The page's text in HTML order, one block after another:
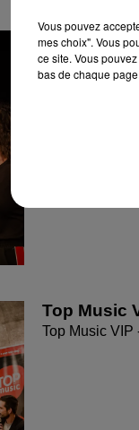
Casting
Casting The
Top Music
Top Music VIP
Vous pouvez
mes choix". Vous
ce site. Vous
bas de chaque page.